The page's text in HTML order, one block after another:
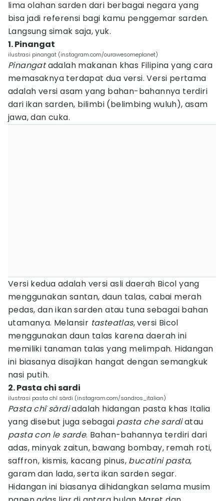
lima olahan sarden dari berbagai negara yang
bisa jadi referensi bagi kamu penggemar sarden.
Langsung simak saja, yuk.
1. Pinangat
ilustrasi pinangat (instagram.com/ourawesomeplanet)
Pinangatadalah makanan khas Filipina yang cara
memasaknya terdapat dua versi. Versi pertama
adalah versi asam yang bahan-bahannya terdiri
dari ikan sarden, bilimbi (belimbing wuluh), asam
jawa, dan cuka.
Versi kedua adalah versi asli daerah Bicol yang
menggunakan santan, daun talas, cabai merah
pedas, dan ikan sarden atau tuna sebagai bahan
utamanya. Melansir tasteatlas, versi Bicol
menggunakan daun talas karena daerah ini
memiliki tanaman talas yang melimpah. Hidangan
ini biasanya disajikan hangat dengan semangkuk
nasi putih.
2. Pasta chi sardi
ilustrasi pasta chî sàrdi (instagram.com/sandros_italian)
Pasta chî sàrdiadalah hidangan pasta khas Italia
yang disebut juga sebagai pasta che sardiatau
pasta con le sarde. Bahan-bahannya terdiri dari
adas, minyak zaitun, bawang bombay, remah roti,
saffron, kismis, kacang pinus, bucatini pasta,
garam dan lada, serta ikan sarden segar.
Hidangan ini biasanya dihidangkan selama musim